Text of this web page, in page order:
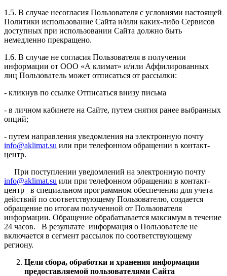
1.5. В случае несогласия Пользователя с условиями настоящей
Политики использование Сайта и/или каких-либо Сервисов
доступных при использовании Сайта должно быть
немедленно прекращено.
1.6. В случае не согласия Пользователя в получении
информации от ООО «А климат» и/или Аффилированных
лиц Пользователь может отписаться от рассылки:
- кликнув по ссылке Отписаться внизу письма
- в личном кабинете на Сайте, путем снятия ранее выбранных
опций;
- путем направления уведомления на электронную почту
info@aklimat.su или при телефонном обращении в контакт-
центр.
При поступлении уведомлений на электронную почту
info@aklimat.su или при телефонном обращении в контакт-
центр в специальном программном обеспечении для учета
действий по соответствующему Пользователю, создается
обращение по итогам полученной от Пользователя
информации. Обращение обрабатывается максимум в течение
24 часов. В результате информация о Пользователе не
включается в сегмент рассылок по соответствующему
региону.
Цели сбора, обработки и хранения информации
предоставляемой пользователями Сайта